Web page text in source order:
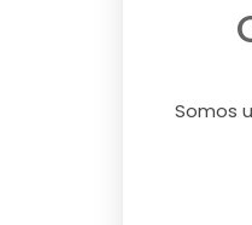
Somos